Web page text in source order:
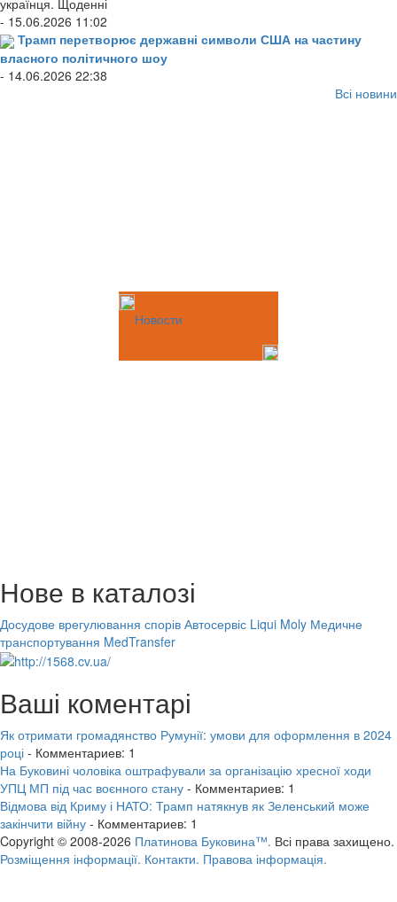
українця. Щоденні
- 15.06.2026 11:02
Трамп перетворює державні символи США на частину
власного політичного шоу
- 14.06.2026 22:38
Всі новини
Новости
Нове в каталозі
Досудове врегулювання спорів Автосервіс Liqui Moly Медичне
транспортування MedTransfer
Ваші коментарі
Як отримати громадянство Румунії: умови для оформлення в 2024
році - Комментариев: 1
На Буковині чоловіка оштрафували за організацію хресної ходи
УПЦ МП під час воєнного стану - Комментариев: 1
Відмова від Криму і НАТО: Трамп натякнув як Зеленський може
закінчити війну - Комментариев: 1
Copyright © 2008-2026 Платинова Буковина™. Всі права захищено.
Розміщення інформації. Контакти. Правова інформація.